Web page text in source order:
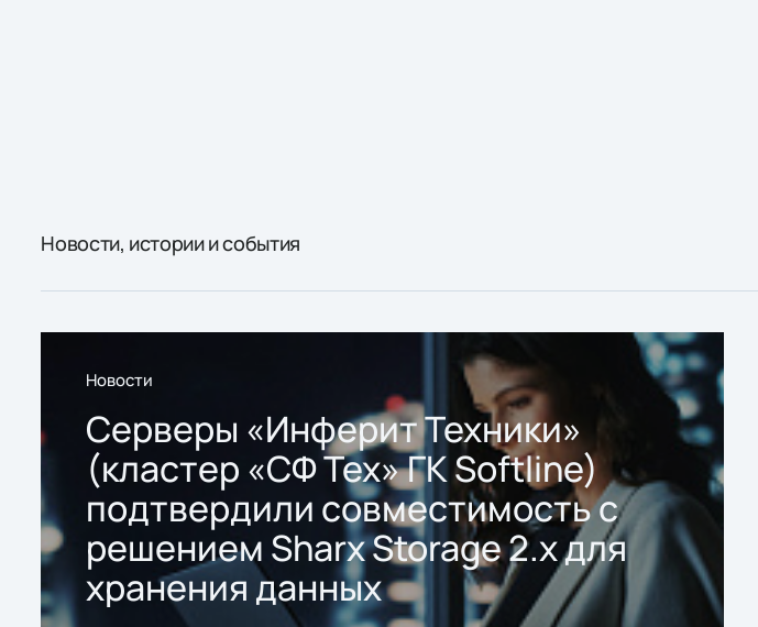
Новости, истории и события
Новости
Серверы «Инферит Техники»
(кластер «СФ Тех» ГК Softline)
подтвердили совместимость с
решением Sharx Storage 2.x для
хранения данных